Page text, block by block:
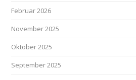
Februar 2026
November 2025
Oktober 2025
September 2025